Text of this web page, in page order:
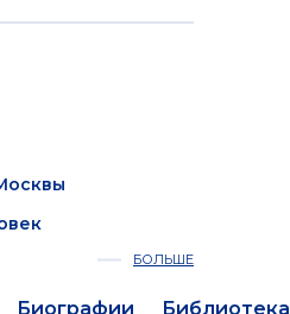
БОЛЬШЕ
Биографии Библиотека